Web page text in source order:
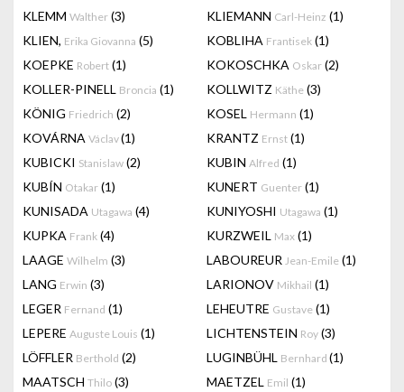
KLEMM Walther (3) KLIEMANN Carl-Heinz (1)
KLIEN, Erika Giovanna (5) KOBLIHA Frantisek (1)
KOEPKE Robert (1) KOKOSCHKA Oskar (2)
KOLLER-PINELL Broncia (1) KOLLWITZ Käthe (3)
KÖNIG Friedrich (2) KOSEL Hermann (1)
KOVÁRNA Václav(1) KRANTZ Ernst (1)
KUBICKI Stanislaw (2) KUBIN Alfred (1)
KUBÍN Otakar (1) KUNERT Guenter (1)
KUNISADA Utagawa (4) KUNIYOSHI Utagawa (1)
KUPKA Frank (4) KURZWEIL Max (1)
LAAGE Wilhelm (3) LABOUREUR Jean-Emile (1)
LANG Erwin (3) LARIONOV Mikhail (1)
LEGER Fernand (1) LEHEUTRE Gustave (1)
LEPERE Auguste Louis (1) LICHTENSTEIN Roy (3)
LÖFFLER Berthold (2) LUGINBÜHL Bernhard (1)
MAATSCH Thilo (3) MAETZEL Emil (1)